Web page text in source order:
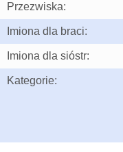
Przezwiska:
Imiona dla braci:
Imiona dla sióstr:
Kategorie: